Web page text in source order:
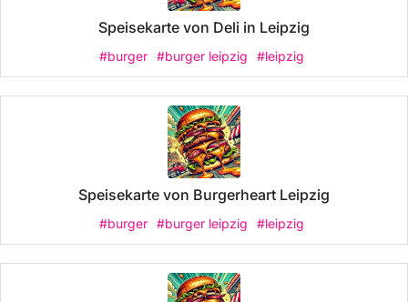
Speisekarte von Deli in Leipzig
#burger #burger leipzig #leipzig
Speisekarte von Burgerheart Leipzig
#burger #burger leipzig #leipzig